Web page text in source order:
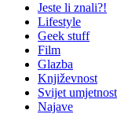
Jeste li znali?!
Lifestyle
Geek stuff
Film
Glazba
Književnost
Svijet
Najave